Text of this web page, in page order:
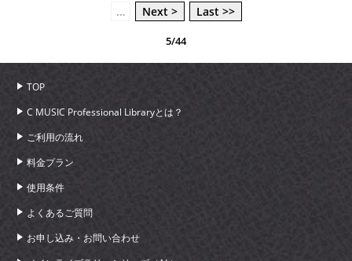
…
Next > Last >>
5/44
TOP
C MUSIC Professional Libraryとは？
ご利用の流れ
料金プラン
使用条件
よくあるご質問
お申し込み・お問い合わせ